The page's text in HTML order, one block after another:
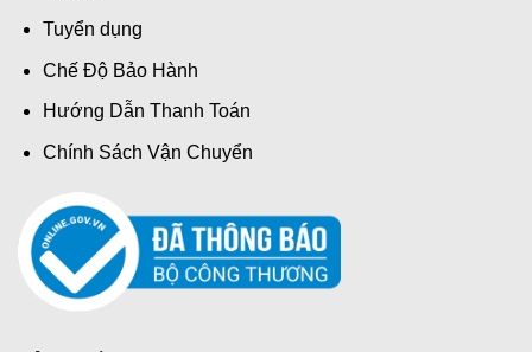
Tuyển dụng
Chế Độ Bảo Hành
Hướng Dẫn Thanh Toán
Chính Sách Vận Chuyển